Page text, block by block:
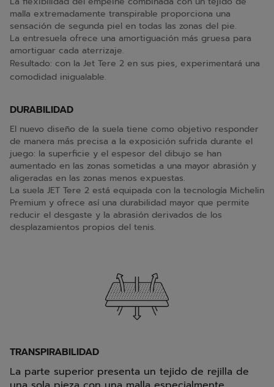
malla extremadamente transpirable proporciona una
sensación de segunda piel en todas las zonas del pie.
La entresuela ofrece una amortiguación más gruesa para
amortiguar cada aterrizaje.
Resultado: con la Jet Tere 2 en sus pies, experimentará una
comodidad inigualable.
DURABILIDAD
El nuevo diseño de la suela tiene como objetivo responder
de manera más precisa a la exposición sufrida durante el
juego: la superficie y el espesor del dibujo se han
aumentado en las zonas sometidas a una mayor abrasión y
aligeradas en las zonas menos expuestas.
La suela JET Tere 2 está equipada con la tecnología Michelin
Premium y ofrece así una durabilidad mayor que permite
reducir el desgaste y la abrasión derivados de los
desplazamientos propios del tenis.
TRANSPIRABILIDAD
La parte superior presenta un tejido de rejilla de